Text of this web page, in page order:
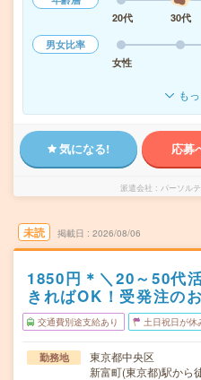
20代
30代
男女比率
女性
も
気になる! 応募
派遣会社 パーソル
未読 掲載日 2026/08/06
1850円＊＼20～50代
きればOK！受発注の
交通費別途支給あり 土日祝日が休
勤務地
東京都中央区
新富町(東京都)駅から